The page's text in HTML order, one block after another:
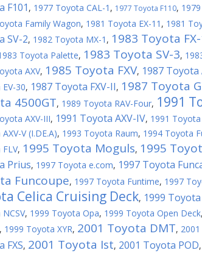
F101 , 1977 Toyota CAL-1 , 1977 Toyota F110,
Family Wagon, 1981 Toyota EX-11 , 1981
SV-2, 1982 Toyota MX-1 , 1983 Toyota FX-
Toyota Palette, 1983 Toyota SV-3,
AXV, 1985 Toyota FXV, 1987 Toyota
30, 1987 Toyota FXV-II, 1987 Toyota
4500GT, 1989 Toyota RAV-Four, 1991
AXV-III, 1991 Toyota AXV-IV, 1991
V (I.DE.A), 1993 Toyota Raum, 1994 Toyota
, 1995 Toyota Moguls, 1995
Prius, 1997 Toyota e.com, 1997 Toyota
Funcoupe, 1997 Toyota Funtime, 1997
Celica Cruising Deck, 1999
, 1999 Toyota Opa, 1999 Toyota Open Deck,
, 1999 Toyota XYR, 2001 Toyota DMT,
FXS, 2001 Toyota Ist, 2001 Toyota POD,